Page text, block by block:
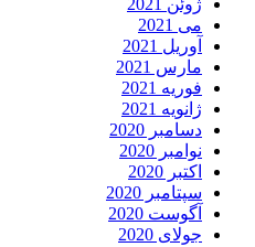
ژوئن 2021
می 2021
آوریل 2021
مارس 2021
فوریه 2021
ژانویه 2021
دسامبر 2020
نوامبر 2020
اکتبر 2020
سپتامبر 2020
آگوست 2020
جولای 2020